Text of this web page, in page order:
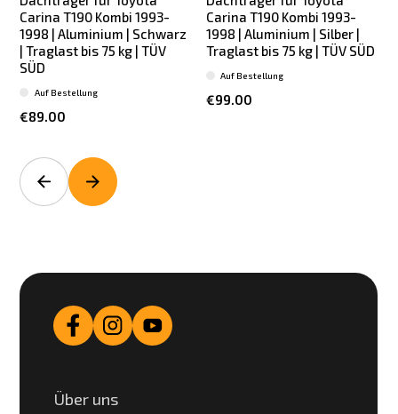
Carina T190 Kombi 1993-
1998 | Aluminium | Schwarz
| Traglast bis 75 kg | TÜV
SÜD
€89.00
Auf Bestellung
Carina T190 Kombi 1993-
1998 | Aluminium | Silber |
Traglast bis 75 kg | TÜV SÜD
€99.00
Auf Bestellung
Über uns